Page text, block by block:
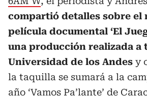
compartió detalles sobre el
película documental ‘El
una producción realizada a
Universidad de los Andes y
la taquilla se sumará a la
año ‘Vamos Pa’lante’ de